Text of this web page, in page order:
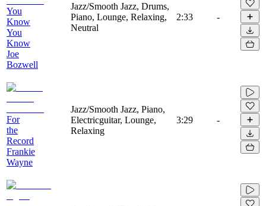
You
Know
You
Know
Joe
Bozwell
Jazz/Smooth Jazz, Drums,
Piano, Lounge, Relaxing,
Neutral
2:33 -
For
the
Record
Frankie
Wayne
Jazz/Smooth Jazz, Piano,
Electricguitar, Lounge,
Relaxing
3:29 -